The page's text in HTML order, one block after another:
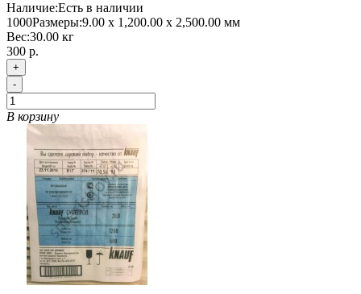
Наличие:Есть в наличии
1000Размеры:9.00 х 1,200.00 х 2,500.00 мм
Вес:30.00 кг
300 р.
+
-
В корзину